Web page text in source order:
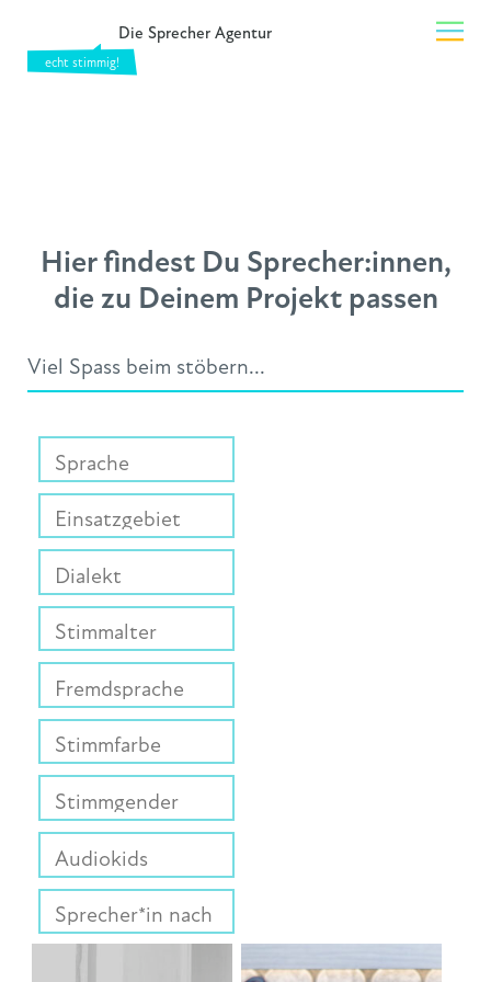
Die Sprecher Agentur
Hier findest Du Sprecher:innen,
die zu Deinem Projekt passen
Viel Spass beim stöbern...